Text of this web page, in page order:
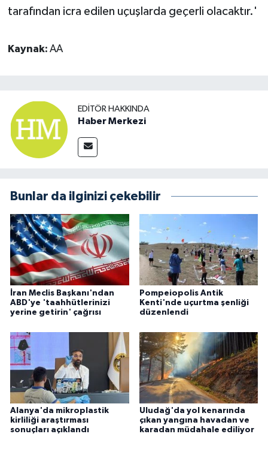
tarafından icra edilen uçuşlarda geçerli olacaktır.'
Kaynak: AA
EDITÖR HAKKINDA
Haber Merkezi
Bunlar da ilginizi çekebilir
İran Meclis Başkanı'ndan
ABD'ye 'taahhütlerinizi
yerine getirin' çağrısı
Pompeiopolis Antik
Kenti'nde uçurtma şenliği
düzenlendi
Alanya'da mikroplastik
kirliliği araştırması
sonuçları açıklandı
Uludağ'da yol kenarında
çıkan yangına havadan ve
karadan müdahale ediliyor